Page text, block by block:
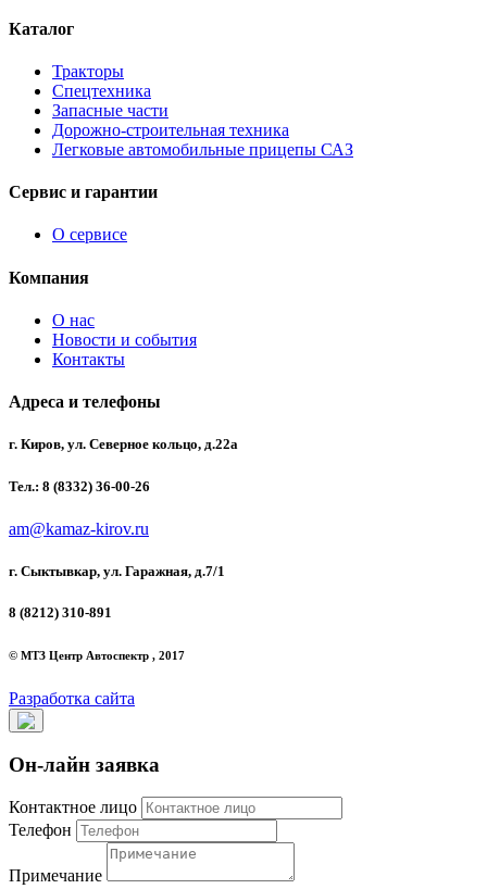
Каталог
Тракторы
Спецтехника
Запасные части
Дорожно-строительная техника
Легковые автомобильные прицепы САЗ
Сервис и гарантии
О сервисе
Компания
О нас
Новости и события
Контакты
Адреса и телефоны
г. Киров, ул. Северное кольцо, д.22а
Тел.: 8 (8332) 36-00-26
am@kamaz-kirov.ru
г. Сыктывкар, ул. Гаражная, д.7/1
8 (8212) 310-891
© МТЗ Центр Автоспектр , 2017
Разработка сайта
Он-лайн заявка
Контактное лицо
Телефон
Примечание